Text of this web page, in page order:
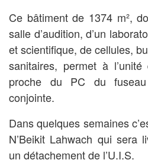
Ce bâtiment de 1374 m²,
salle d’audition, d’un
et scientifique, de cellules,
sanitaires, permet à
proche du PC du
conjointe.
Dans quelques semaines
N’Beikit Lahwach qui sera
un détachement de l’U.I.S.